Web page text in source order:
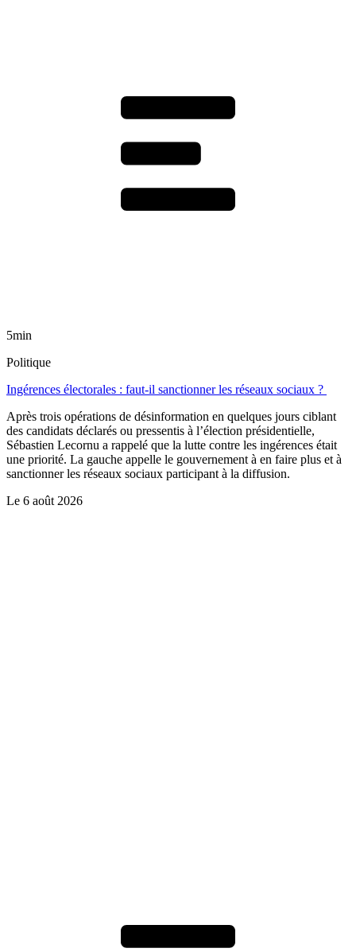
5min
Politique
Ingérences électorales : faut-il sanctionner les réseaux sociaux ?
Après trois opérations de désinformation en quelques jours ciblant
des candidats déclarés ou pressentis à l’élection présidentielle,
Sébastien Lecornu a rappelé que la lutte contre les ingérences était
une priorité. La gauche appelle le gouvernement à en faire plus et à
sanctionner les réseaux sociaux participant à la diffusion.
Le 6 août 2026